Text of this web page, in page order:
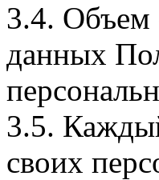
3.4. Объем
данных
3.5.
своих